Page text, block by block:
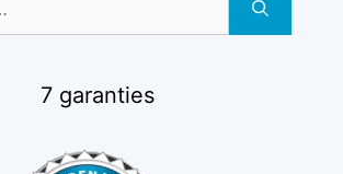
7 garanties